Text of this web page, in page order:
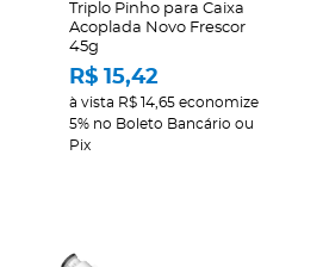
Triplo Pinho para Caixa
Acoplada Novo Frescor
45g
R$ 15,42
à vista R$ 14,65 economize
5% no Boleto Bancário ou
Pix